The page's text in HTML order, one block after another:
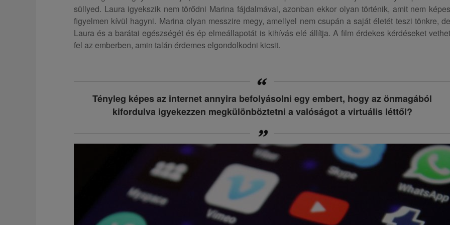
süllyed. Laura igyekszik nem törődni Marina fájdalmával, azonban ekkor olyan történik, amit nem képes
figyelmen kívül hagyni. Marina olyan messzire megy, amellyel nem csupán a saját életét teszi tönkre, de
Laura és a barátai egészségét és ép elmeállapotát is kihívás elé állítja. A film érdekes kérdéseket vethet
fel az emberben, amin talán érdemes elgondolkodni kicsit.
Tényleg képes az internet annyira befolyásolni egy embert, hogy az önmagából
kifordulva igyekezzen megkülönböztetni a valóságot a virtuális léttől?